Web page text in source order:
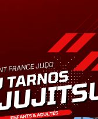
Exporter toutes
Exporter
Ajoutez un logo, un
Cliquez pour éditer